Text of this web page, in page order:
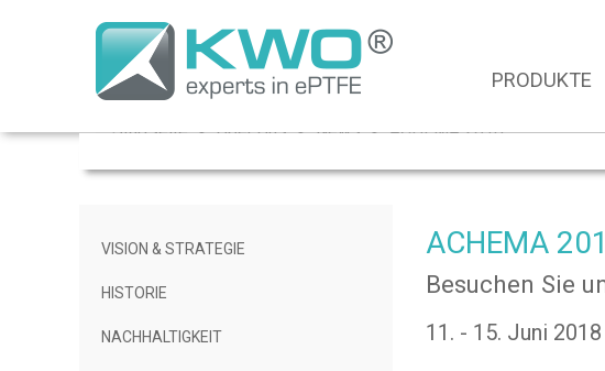
PRODUKTE
Startseite Über Uns News ACHEMA 2018
VISION & STRATEGIE
HISTORIE
NACHHALTIGKEIT
ACHEMA
Besuchen Sie
11. - 15. Juni